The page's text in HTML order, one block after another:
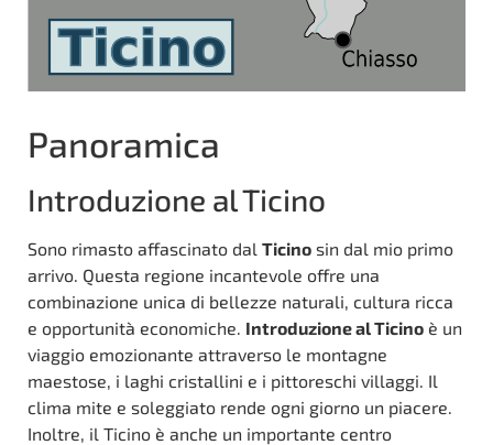
Panoramica
Introduzione al Ticino
Sono rimasto affascinato dal Ticino sin dal mio primo
arrivo. Questa regione incantevole offre una
combinazione unica di bellezze naturali, cultura ricca
e opportunità economiche. Introduzione al Ticino è un
viaggio emozionante attraverso le montagne
maestose, i laghi cristallini e i pittoreschi villaggi. Il
clima mite e soleggiato rende ogni giorno un piacere.
Inoltre, il Ticino è anche un importante centro